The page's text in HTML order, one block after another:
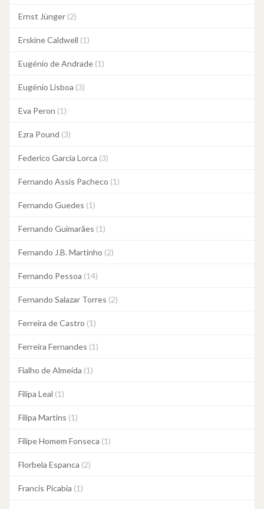
Ernst Jünger (2)
Erskine Caldwell (1)
Eugénio de Andrade (1)
Eugénio Lisboa (3)
Eva Peron (1)
Ezra Pound (3)
Federico García Lorca (3)
Fernando Assis Pacheco (1)
Fernando Guedes (1)
Fernando Guimarães (1)
Fernando J.B. Martinho (2)
Fernando Pessoa (14)
Fernando Salazar Torres (2)
Ferreira de Castro (1)
Ferreira Fernandes (1)
Fialho de Almeida (1)
Filipa Leal (1)
Filipa Martins (1)
Filipe Homem Fonseca (1)
Florbela Espanca (2)
Francis Picabia (1)